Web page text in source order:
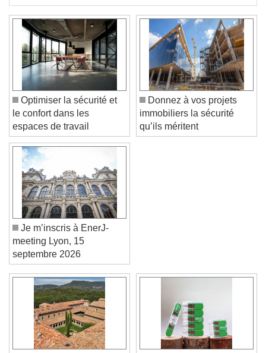
Video Player is loading.
Play Video
Optimiser la sécurité et
le confort dans les
espaces de travail
Donnez à vos projets
immobiliers la sécurité
qu’ils méritent
Je m’inscris à EnerJ-
meeting Lyon, 15
septembre 2026